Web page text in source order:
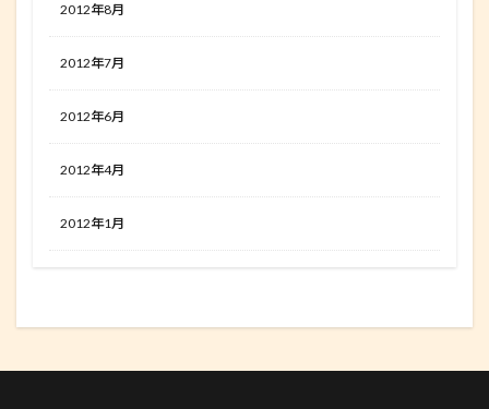
2012年8月
2012年7月
2012年6月
2012年4月
2012年1月